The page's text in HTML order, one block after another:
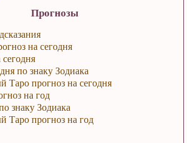
Прогнозы
на сегодня
по знаку Зодиака
Таро прогноз на сегодня
на год
знаку Зодиака
Таро прогноз на год